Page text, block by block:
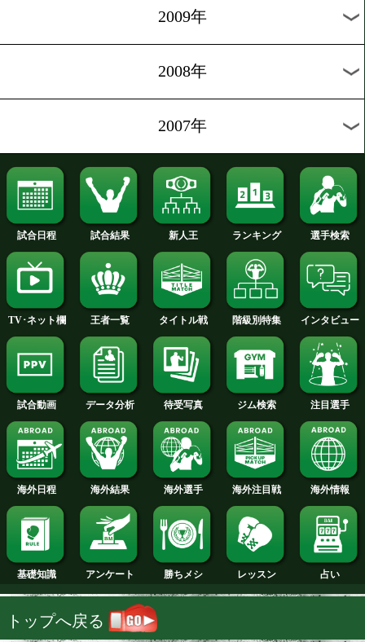
2017年
2016年
2015年
2014年
2013年
2012年
2011年
2010年
2009年